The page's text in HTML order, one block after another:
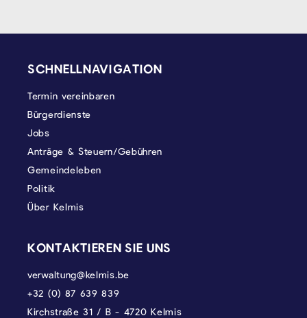
SCHNELLNAVIGATION
Termin vereinbaren
Bürgerdienste
Jobs
Anträge & Steuern/Gebühren
Gemeindeleben
Politik
Über Kelmis
KONTAKTIEREN SIE UNS
verwaltung@kelmis.be
+32 (0) 87 639 839
Kirchstraße 31 / B - 4720 Kelmis